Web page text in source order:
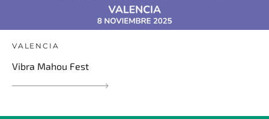
VALENCIA
Vibra Mahou Fest